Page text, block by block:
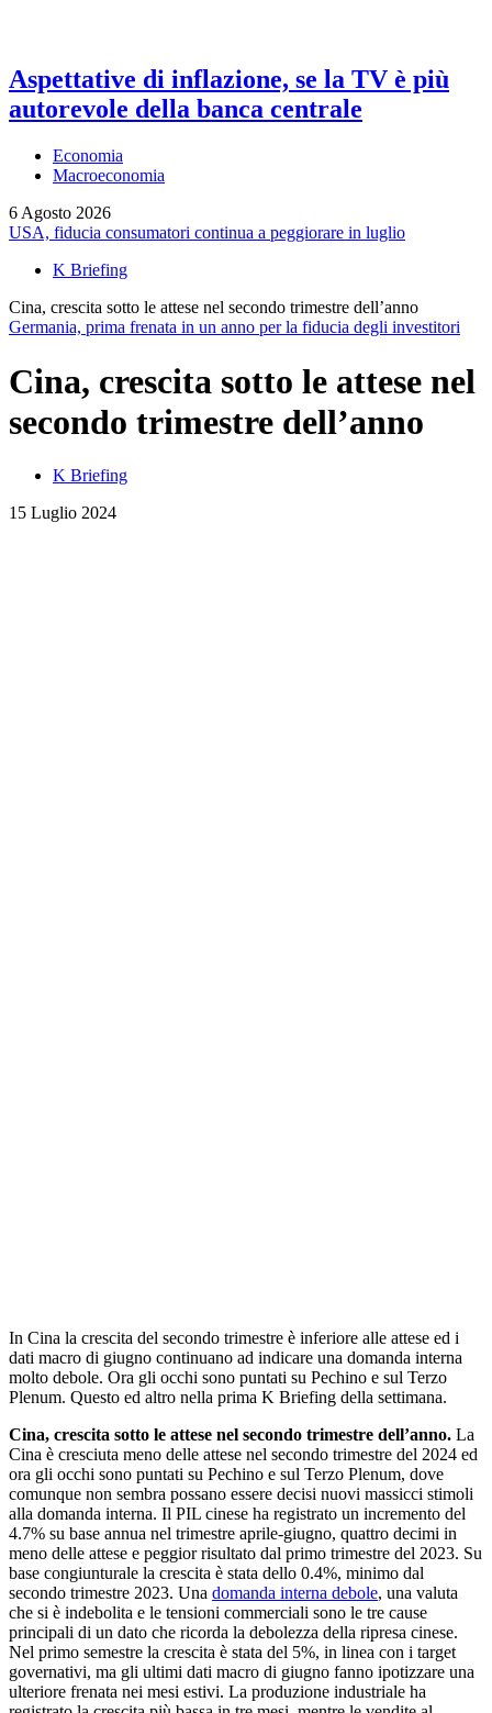
Aspettative di inflazione, se la TV è più
autorevole della banca centrale
Economia
Macroeconomia
6 Agosto 2026
USA, fiducia consumatori continua a peggiorare in luglio
K Briefing
Cina, crescita sotto le attese nel secondo trimestre dell’anno
Germania, prima frenata in un anno per la fiducia degli investitori
Cina, crescita sotto le attese nel
secondo trimestre dell’anno
K Briefing
15 Luglio 2024
In Cina la crescita del secondo trimestre è inferiore alle attese ed i
dati macro di giugno continuano ad indicare una domanda interna
molto debole. Ora gli occhi sono puntati su Pechino e sul Terzo
Plenum. Questo ed altro nella prima K Briefing della settimana.
Cina, crescita sotto le attese nel secondo trimestre dell’anno. La
Cina è cresciuta meno delle attese nel secondo trimestre del 2024 ed
ora gli occhi sono puntati su Pechino e sul Terzo Plenum, dove
comunque non sembra possano essere decisi nuovi massicci stimoli
alla domanda interna. Il PIL cinese ha registrato un incremento del
4.7% su base annua nel trimestre aprile-giugno, quattro decimi in
meno delle attese e peggior risultato dal primo trimestre del 2023. Su
base congiunturale la crescita è stata dello 0.4%, minimo dal
secondo trimestre 2023. Una domanda interna debole, una valuta
che si è indebolita e le tensioni commerciali sono le tre cause
principali di un dato che ricorda la debolezza della ripresa cinese.
Nel primo semestre la crescita è stata del 5%, in linea con i target
governativi, ma gli ultimi dati macro di giugno fanno ipotizzare una
ulteriore frenata nei mesi estivi. La produzione industriale ha